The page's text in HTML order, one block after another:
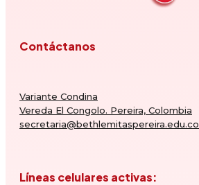
Contáctanos
Variante Condina
Vereda El Congolo. Pereira, Colombia
secretaria@bethlemitaspereira.edu.co
Líneas celulares activas: